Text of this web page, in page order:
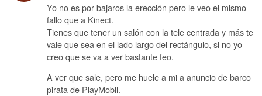
Yo no es por bajaros la erección pero le veo el mismo
fallo que a Kinect.
Tienes que tener un salón con la tele centrada y más te
vale que sea en el lado largo del rectángulo, si no yo
creo que se va a ver bastante feo.
A ver que sale, pero me huele a mi a anuncio de barco
pirata de PlayMobil.